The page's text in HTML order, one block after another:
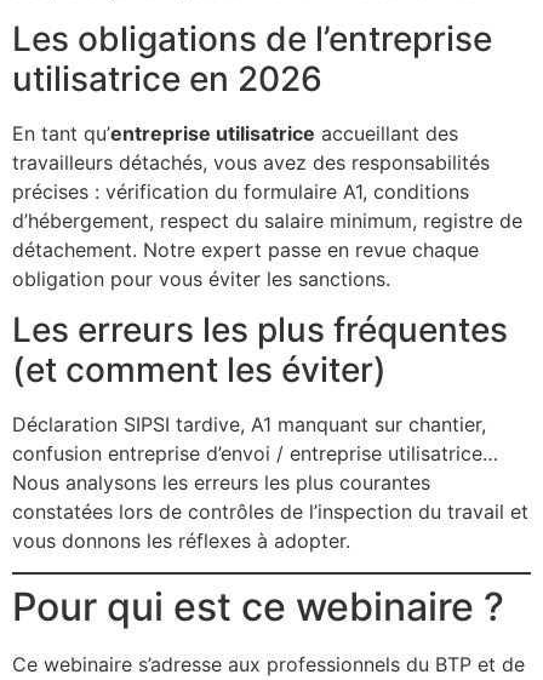
Les obligations de l’entreprise
utilisatrice en 2026
En tant qu’entreprise utilisatrice accueillant des
travailleurs détachés, vous avez des responsabilités
précises : vérification du formulaire A1, conditions
d’hébergement, respect du salaire minimum, registre de
détachement. Notre expert passe en revue chaque
obligation pour vous éviter les sanctions.
Les erreurs les plus fréquentes
(et comment les éviter)
Déclaration SIPSI tardive, A1 manquant sur chantier,
confusion entreprise d’envoi / entreprise utilisatrice…
Nous analysons les erreurs les plus courantes
constatées lors de contrôles de l’inspection du travail et
vous donnons les réflexes à adopter.
Pour qui est ce webinaire ?
Ce webinaire s’adresse aux professionnels du BTP et de